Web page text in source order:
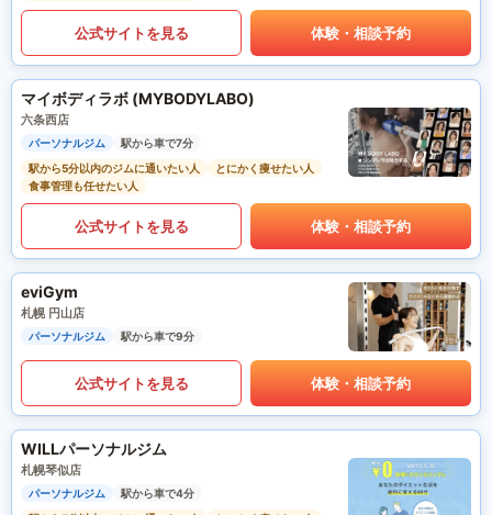
公式サイトを見る 体験・相談予約
マイボディラボ (MYBODYLABO)
六条西店
パーソナルジム
駅から車で7分
駅から5分以内のジムに通いたい人
とにかく痩せたい人
食事管理も任せたい人
公式サイトを見る 体験・相談予約
eviGym
札幌 円山店
パーソナルジム 駅から車で9分
公式サイトを見る 体験・相談予約
WILLパーソナルジム
札幌琴似店
パーソナルジム
駅から車で4分